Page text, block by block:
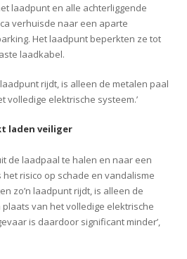
laadpunt en alle achterliggende
verhuisde naar een aparte
Het laadpunt beperkten ze tot
laadkabel.
rijdt, is alleen de metalen paal
volledige elektrische systeem.’
laden veiliger
de laadpaal te halen en naar een
risico op schade en vandalisme
zo’n laadpunt rijdt, is alleen de
van het volledige elektrische
is daardoor significant minder’,